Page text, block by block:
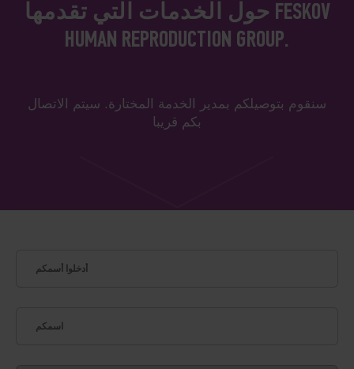
حول الخدمات التي تقدمها FESKOV
HUMAN REPRODUCTION GROUP.
سنقوم بتوصيلكم بمدير الخدمة المختارة. سيتم الاتصال
بكم قريبا